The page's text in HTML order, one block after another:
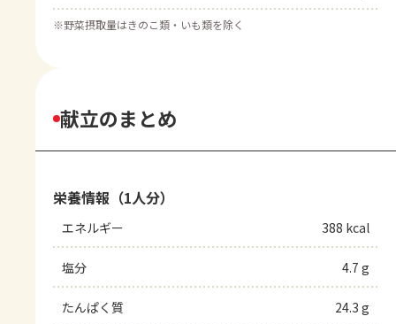
※野菜摂取量はきのこ類・いも類を除く
献立のまとめ
栄養情報（1人分）
エネルギー 388 kcal
塩分 4.7 g
たんぱく質 24.3 g